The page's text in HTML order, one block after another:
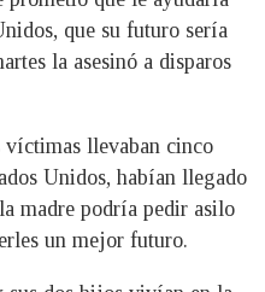
que su futuro sería
la asesinó a disparos
llevaban cinco
Unidos, habían llegado
madre podría pedir asilo
un mejor futuro.